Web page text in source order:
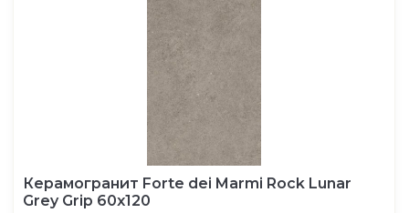
Керамогранит Forte dei Marmi Rock Lunar
Grey Grip 60x120